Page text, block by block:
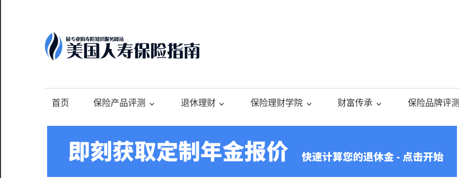
content
国
人
寿
专
业
的
首页 保险产品评测 退休理财 保险理财学院 财富传承 保险品牌评测